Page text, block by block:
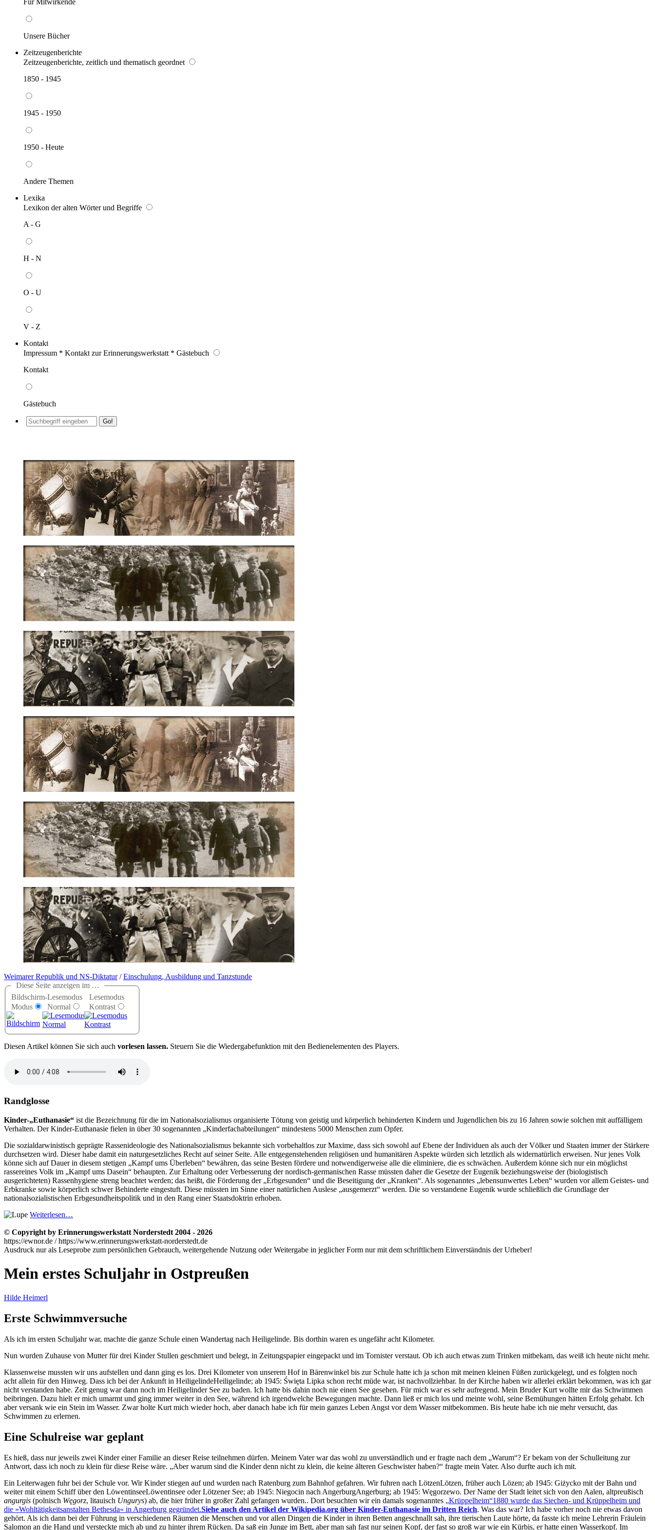
Für Mitwirkende
Unsere Bücher
Zeitzeugenberichte
Zeitzeugenberichte, zeitlich und thematisch geordnet
1850 - 1945
1945 - 1950
1950 - Heute
Andere Themen
Lexika
Lexikon der alten Wörter und Begriffe
A - G
H - N
O - U
V - Z
Kontakt
Impressum * Kontakt zur Erinnerungswerkstatt * Gästebuch
Kontakt
Gästebuch
Weimarer Republik und NS-Diktatur/Einschulung, Ausbildung und Tanzstunde
Diese Seite anzeigen im …
Bildschirm-
Modus
Lesemodus
Normal
Lesemodus
Kontrast
Diesen Artikel können Sie sich auch vorlesen lassen. Steuern Sie die Wiedergabefunktion mit den Bedienelementen des Players.
Randglosse
Kinder- Euthanasie
ist die Bezeichnung für die im Nationalsozialismus organisierte Tötung von geistig und körperlich behinderten Kindern und Jugendlichen bis zu 16 Jahren sowie solchen mit auffälligem
Verhalten. Der Kinder-Euthanasie fielen in über 30 sogenannten
Kinderfachabteilungen
mindestens 5000 Menschen zum Opfer.
Die sozialdarwinistisch geprägte Rassenideologie des Nationalsozialismus bekannte sich vorbehaltlos zur Maxime, dass sich sowohl auf Ebene der Individuen als auch der Völker und Staaten immer der Stärkere
durchsetzen wird. Dieser habe damit ein naturgesetzliches Recht auf seiner Seite. Alle entgegenstehenden religiösen und humanitären Aspekte würden sich letztlich als widernatürlich erweisen. Nur jenes Volk
könne sich auf Dauer in diesem stetigen
Kampf ums Überleben
bewähren, das seine Besten fördere und notwendigerweise alle die eliminiere, die es schwächen. Außerdem könne sich nur ein möglichst
rassereines Volk im
Kampf ums Dasein
behaupten. Zur Erhaltung oder Verbesserung der nordisch-germanischen Rasse müssten daher die Gesetze der Eugenik beziehungsweise der (biologistisch
ausgerichteten) Rassenhygiene streng beachtet werden; das heißt, die Förderung der Erbgesunden und die Beseitigung der Kranken . Als sogenanntes lebensunwertes Leben
wurden vor allem Geistes- und
Erbkranke sowie körperlich schwer Behinderte eingestuft. Diese müssten im Sinne einer natürlichen Auslese
ausgemerzt
werden. Die so verstandene Eugenik wurde schließlich die Grundlage der
nationalsozialistischen Erbgesundheitspolitik und in den Rang einer Staatsdoktrin erhoben.
Weiterlesen…
© Copyright by Erinnerungswerkstatt Norderstedt 2004 - 2026
https://ewnor.de / https://www.erinnerungswerkstatt-norderstedt.de
Ausdruck nur als Leseprobe zum persönlichen Gebrauch, weitergehende Nutzung oder Weitergabe in jeglicher Form nur mit dem schriftlichem Einverständnis der Urheber!
Mein erstes Schuljahr in Ostpreußen
Hilde Heimerl
Erste Schwimmversuche
Als ich im ersten Schuljahr war, machte die ganze Schule einen Wandertag nach Heiligelinde. Bis dorthin waren es ungefähr acht Kilometer.
Nun wurden Zuhause von Mutter für drei Kinder Stullen geschmiert und belegt, in Zeitungspapier eingepackt und im Tornister verstaut. Ob ich auch etwas zum Trinken mitbekam, das weiß ich heute nicht mehr.
Klassenweise mussten wir uns aufstellen und dann ging es los. Drei Kilometer von unserem Hof in Bärenwinkel bis zur Schule hatte ich ja schon mit meinen kleinen Füßen zurückgelegt, und es folgten noch
acht allein für den Hinweg. Dass ich bei der Ankunft in HeiligelindeHeiligelinde; ab 1945: Święta Lipka schon recht müde war, ist nachvollziehbar. In der Kirche haben wir allerlei erklärt bekommen, was ich gar
nicht verstanden habe. Zeit genug war dann noch im Heiligelinder See zu baden. Ich hatte bis dahin noch nie einen See gesehen. Für mich war es sehr aufregend. Mein Bruder Kurt wollte mir das Schwimmen
beibringen. Dazu hielt er mich umarmt und ging immer weiter in den See, während ich irgendwelche Bewegungen machte. Dann ließ er mich los und meinte wohl, seine Bemühungen hätten Erfolg gehabt. Ich
aber versank wie ein Stein im Wasser. Zwar holte Kurt mich wieder hoch, aber danach habe ich für mein ganzes Leben Angst vor dem Wasser mitbekommen. Bis heute habe ich nie mehr versucht, das
Schwimmen zu erlernen.
Eine Schulreise war geplant
Es hieß, dass nur jeweils zwei Kinder einer Familie an dieser Reise teilnehmen dürfen. Meinem Vater war das wohl zu unverständlich und er fragte nach dem Warum ? Er bekam von der Schulleitung zur
Antwort, dass ich noch zu klein für diese Reise wäre.
Aber warum sind die Kinder denn nicht zu klein, die keine älteren Geschwister haben?
fragte mein Vater. Also durfte auch ich mit.
Ein Leiterwagen fuhr bei der Schule vor. Wir Kinder stiegen auf und wurden nach Ratenburg zum Bahnhof gefahren. Wir fuhren nach LötzenLötzen, früher auch Lözen; ab 1945: Giżycko mit der Bahn und
weiter mit einem Schiff über den LöwentinseeLöwentinsee oder Lötzener See; ab 1945: Niegocin nach AngerburgAngerburg; ab 1945: Węgorzewo. Der Name der Stadt leitet sich von den Aalen, altpreußisch
angurgis (polnisch Węgorz, litauisch Ungurys) ab, die hier früher in großer Zahl gefangen wurden.. Dort besuchten wir ein damals sogenanntes Krüppelheim 1880 wurde das Siechen- und Krüppelheim und
die »Wohltätigkeitsanstalten Bethesda« in Angerburg gegründet.Siehe auch den Artikel der Wikipedia.org über Kinder-Euthanasie im Dritten Reich. Was das war? Ich habe vorher noch nie etwas davon
gehört. Als ich dann bei der Führung in verschiedenen Räumen die Menschen und vor allen Dingen die Kinder in ihren Betten angeschnallt sah, ihre tierischen Laute hörte, da fasste ich meine Lehrerin Fräulein
Salomon an die Hand und versteckte mich ab und zu hinter ihrem Rücken. Da saß ein Junge im Bett, aber man sah fast nur seinen Kopf, der fast so groß war wie ein Kürbis, er hatte einen Wasserkopf. Im